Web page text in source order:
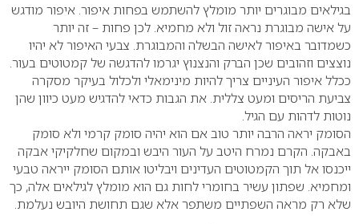
בגילאים מבוגרים יותר מומלץ להשתמש בפחות איפור. איפור מודגש
על אישה מבוגרת נראה זול ולא מחמיא. לכן פחות – זה יותר
כשמדובר באיפור לאישה הבשלה והמבוגרת. צבעי האיפור לא יהיו
נוצצים וזהובים שכן הברק והנצנוץ יגרמו להדגשה של קמטוטים בעור.
ככלל איפור העיניים צריך להיות מינימאלי ולכלול בעיקר מסקרה
צביעת הריסים ומעט צללית. את הגבות כדאי להדגיש מעט כיוון שהן
נוטות לדהות עם הגיל.
הסומק יראה הרבה יותר טוב אם הוא יהיה סומק קרמי ולא סומק
באבקה. הקרם נמרח היטב על העור היבש ובמקום שחלקיקי אבקה
ייכנסו אל תוך הקמטוטים העדינים ויבליטו אותם הסומק ייראה טבעי
ומחמיא. שפתון עשיר בחומרי לחות גם הוא מומלץ לגילאים אלה, כך
שלא רק מראה השפתיים משתפר אלא שגם תחושת היובש נעלמת.